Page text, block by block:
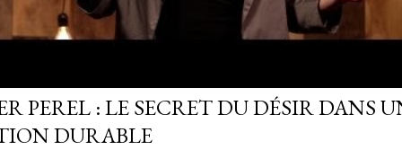
PEREL : LE SECRET DU DÉSIR DANS
DURABLE